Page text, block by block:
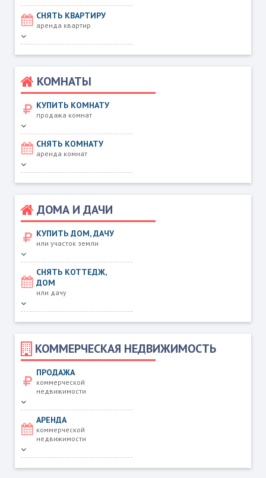
СНЯТЬ КВАРТИРУ
аренда квартир
КОМНАТЫ
КУПИТЬ КОМНАТУ
продажа комнат
СНЯТЬ КОМНАТУ
аренда комнат
ДОМА И ДАЧИ
КУПИТЬ ДОМ, ДАЧУ
или участок земли
СНЯТЬ КОТТЕДЖ,
ДОМ
или дачу
КОММЕРЧЕСКАЯ НЕДВИЖИМОСТЬ
ПРОДАЖА
коммерческой
недвижимости
АРЕНДА
коммерческой
недвижимости